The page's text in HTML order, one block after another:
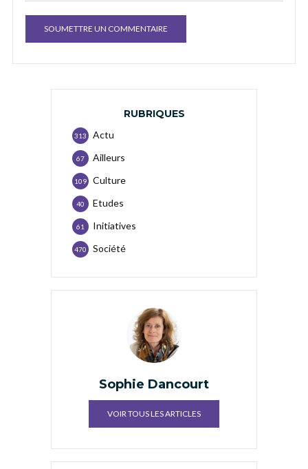
RUBRIQUES
Actu
313
Ailleurs
67
Culture
109
Etudes
40
Initiatives
61
Société
470
Sophie Dancourt
VOIR TOUS LES ARTICLES